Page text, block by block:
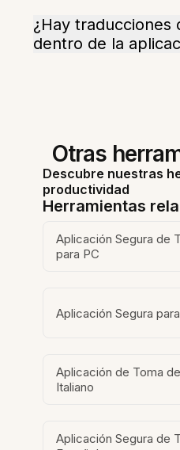
¿Hay traducciones
dentro de la
Otras
Descubre nuestras
productividad
Herramientas
Aplicación Segura de
para PC
Aplicación Segura
Aplicación de Toma
Italiano
Aplicación Segura de